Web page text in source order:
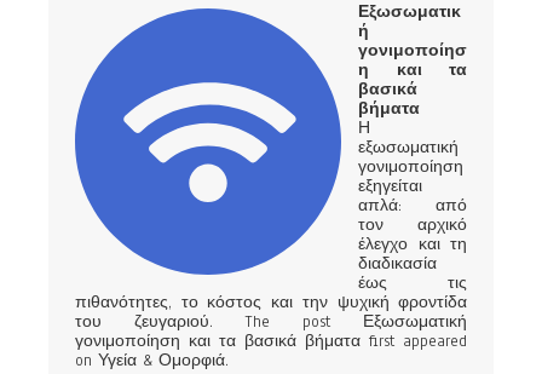
Εξωσωματικ
ή
γονιμοποίησ
η και τα
βασικά
βήματα
Η
εξωσωματική
γονιμοποίηση
εξηγείται
απλά: από
τον αρχικό
έλεγχο και τη
διαδικασία
έως τις
πιθανότητες, το κόστος και την ψυχική φροντίδα
του ζευγαριού. The post Εξωσωματική
γονιμοποίηση και τα βασικά βήματα first appeared
on Υγεία & Ομορφιά.